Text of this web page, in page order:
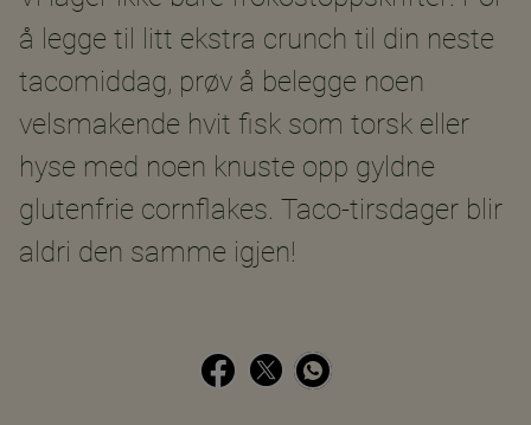
å legge til litt ekstra crunch til din neste
tacomiddag, prøv å belegge noen
velsmakende hvit fisk som torsk eller
hyse med noen knuste opp gyldne
glutenfrie cornflakes. Taco-tirsdager blir
aldri den samme igjen!